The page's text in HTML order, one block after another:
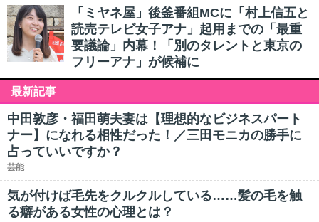
「ミヤネ屋」後釜番組MCに「村上信五と
読売テレビ女子アナ」起用までの「最重
要議論」内幕！「別のタレントと東京の
フリーアナ」が候補に
最新記事
中田敦彦・福田萌夫妻は【理想的なビジネスパート
ナー】になれる相性だった！／三田モニカの勝手に
占っていいですか？
芸能
気が付けば毛先をクルクルしている……髪の毛を触
る癖がある女性の心理とは？